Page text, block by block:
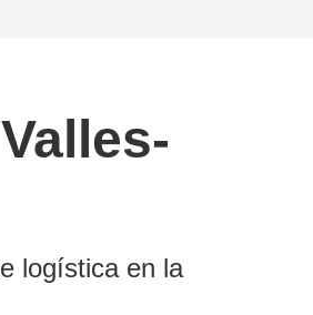
logística en la